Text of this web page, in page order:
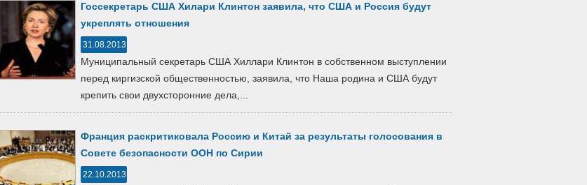
Госсекретарь США Хилари Клинтон заявила, что США и Россия будут
укреплять отношения
31.08.2013
Муниципальный секретарь США Хиллари Клинтон в собственном выступлении
перед киргизской общественностью, заявила, что Наша родина и США будут
крепить свои двухсторонние дела,...
Франция раскритиковала Россию и Китай за результаты голосования в
Совете безопасности ООН по Сирии
22.10.2013